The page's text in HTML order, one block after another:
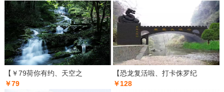
【￥79荷你有约、天空之
￥79
【恐龙复活啦、打卡侏罗纪
￥128